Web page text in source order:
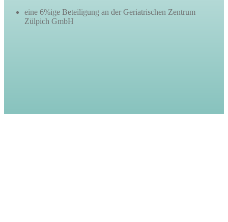
eine 6%ige Beteiligung an der Geriatrischen Zentrum
Zülpich GmbH